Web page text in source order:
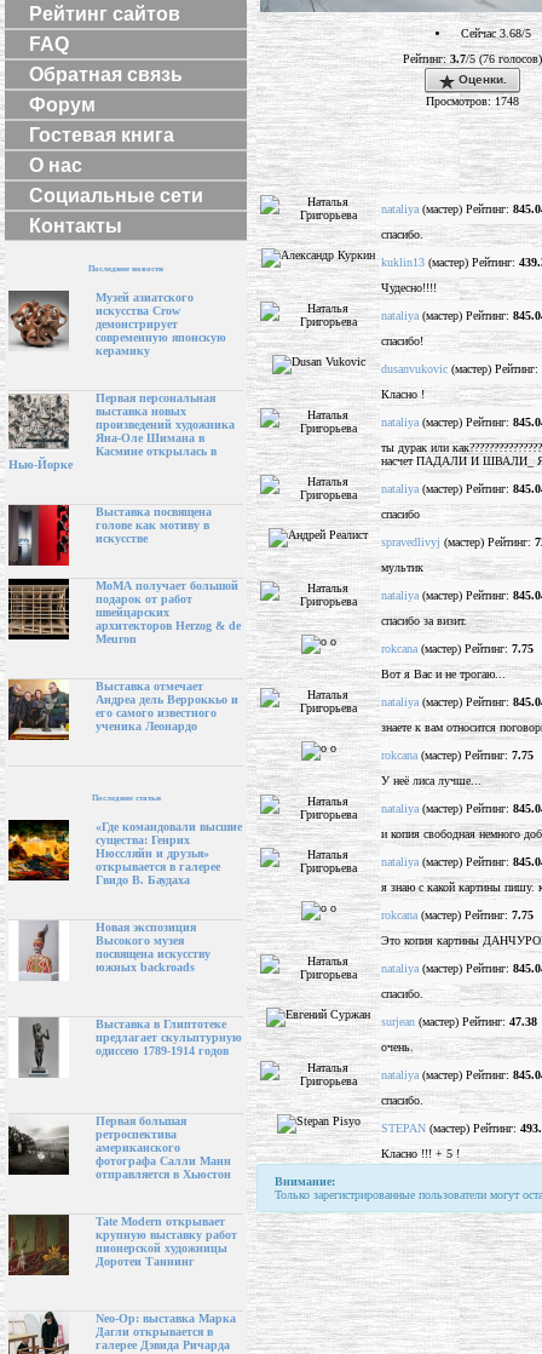
Рейтинг сайтов
FAQ
Обратная связь
Форум
Гостевая книга
О нас
Социальные сети
Контакты
Последние новости
Музей азиатского
искусства Crow
демонстрирует
современную японскую
керамику
Первая персональная
выставка новых
произведений художника
Яна-Оле Шимана в
Касмине открылась в
Нью-Йорке
Выставка посвящена
голове как мотиву в
искусстве
МоМА получает большой
подарок от работ
швейцарских
архитекторов Herzog & de
Meuron
Выставка отмечает
Андреа дель Верроккьо и
его самого известного
ученика Леонардо
Последние статьи
«Где командовали высшие
существа: Генрих
Нюссляйн и друзья»
открывается в галерее
Гвидо В. Баудаха
Новая экспозиция
Высокого музея
посвящена искусству
южных backroads
Выставка в Глиптотеке
предлагает скульптурную
одиссею 1789-1914 годов
Первая большая
ретроспектива
американского
фотографа Салли Манн
отправляется в Хьюстон
Tate Modern открывает
крупную выставку работ
пионерской художницы
Доротеи Таннинг
Neo-Op: выставка Марка
Дагли открывается в
галерее Дэвида Ричарда
Сейчас 3.68/5
Рейтинг:3.7/5 (76 голосов)
Оценки.
Просмотров: 1748
nataliya (мастер) Рейтинг:
спасибо.
kuklin13 (мастер) Рейтинг:
Чудесно!!!!
nataliya (мастер) Рейтинг:
спасибо!
dusanvukovic (мастер) Рейтинг:
Класно !
nataliya (мастер) Рейтинг:
ты дурак или
насчет ПАДАЛИ И
nataliya (мастер) Рейтинг:
спасибо
spravedlivyj (мастер) Рейтинг:
мультик
nataliya (мастер) Рейтинг:
спасибо за визит.
rokcana (мастер) Рейтинг: 7.75
Вот я Вас и не трогаю...
nataliya (мастер) Рейтинг:
знаете к вам относится
rokcana (мастер) Рейтинг: 7.75
У неё лиса лучше...
nataliya (мастер) Рейтинг:
и копия свободная немного
nataliya (мастер) Рейтинг:
я знаю с какой картины пишу.
rokcana (мастер) Рейтинг: 7.75
Это копия картины
nataliya (мастер) Рейтинг:
спасибо.
surjean (мастер) Рейтинг: 47.38
очень.
nataliya (мастер) Рейтинг:
спасибо.
STEPAN (мастер) Рейтинг:
Класно !!! + 5 !
Внимание:
Только зарегистрированные пользователи могут